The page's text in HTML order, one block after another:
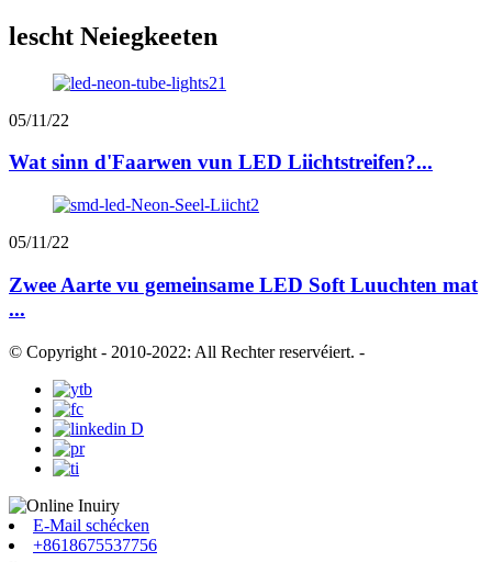
lescht Neiegkeeten
05/11/22
Wat sinn d'Faarwen vun LED Liichtstreifen?...
05/11/22
Zwee Aarte vu gemeinsame LED Soft Luuchten mat
...
© Copyright - 2010-2022: All Rechter reservéiert. -
E-Mail schécken
+8618675537756